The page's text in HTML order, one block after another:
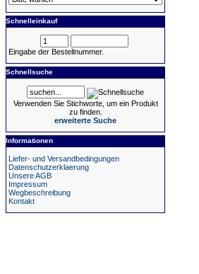
Schnelleinkauf
Eingabe der Bestellnummer.
Schnellsuche
Verwenden Sie Stichworte, um ein Produkt
zu finden.
erweiterte Suche
Informationen
Liefer- und Versandbedingungen
Datenschutzerklaerung
Unsere AGB
Impressum
Wegbeschreibung
Kontakt